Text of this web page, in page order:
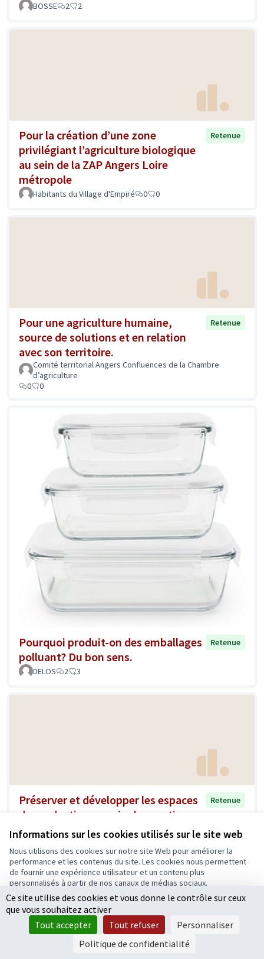
Informations sur les cookies utilisés sur le site web
Nous utilisons des cookies sur notre site Web pour améliorer la
performance et les contenus du site. Les cookies nous permettent
de fournir une expérience utilisateur et un contenu plus
personnalisés à partir de nos canaux de médias sociaux.
Tout accepter
Accepter seulement les cookies essentiels
Paramètres
BOSSE
2 2
Pour la création d’une zone
privilégiant l’agriculture biologique
au sein de la ZAP Angers Loire
métropole
Retenue
Habitants du Village d'Empiré 0 0
Pour une agriculture humaine,
source de solutions et en relation
avec son territoire.
Retenue
Comité territorial Angers Confluences de la Chambre
d’agriculture
0
0
Pourquoi produit-on des emballages
polluant? Du bon sens.
Retenue
DELOS 2 3
Préserver et développer les espaces
de production au sein du quartier
Retenue
Quartier de la Doutre
Ce site utilise des cookies et vous donne le contrôle sur ceux
que vous souhaitez activer
Tout accepter
Tout refuser
Personnaliser
Politique de confidentialité